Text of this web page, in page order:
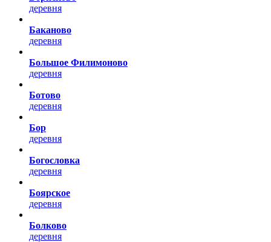
деревня
Баканово
деревня
Большое Филимоново
деревня
Ботово
деревня
Бор
деревня
Богословка
деревня
Боярское
деревня
Болково
деревня